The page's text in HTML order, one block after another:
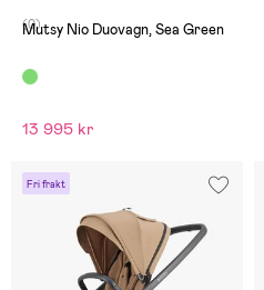
(0)
Mutsy Nio Duovagn, Sea Green
13 995 kr
Fri frakt